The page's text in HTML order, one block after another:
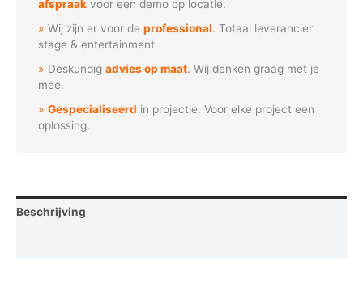
aantal
afspraak voor een demo op locatie.
Wij zijn er voor deprofessional. Totaal leverancier
stage & entertainment
Deskundigadvies op maat. Wij denken graag met je
mee.
Gespecialiseerd in projectie. Voor elke project een
oplossing.
Beschrijving